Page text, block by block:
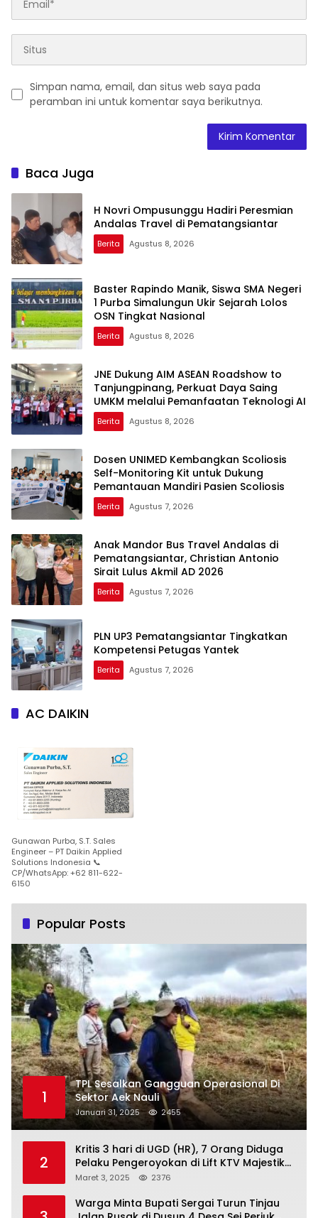
Simpan nama, email, dan situs web saya pada
peramban ini untuk komentar saya berikutnya.
Baca Juga
H Novri Ompusunggu Hadiri Peresmian
Andalas Travel di Pematangsiantar
Berita Agustus 8, 2026
Baster Rapindo Manik, Siswa SMA Negeri
1 Purba Simalungun Ukir Sejarah Lolos
OSN Tingkat Nasional
Berita Agustus 8, 2026
JNE Dukung AIM ASEAN Roadshow to
Tanjungpinang, Perkuat Daya Saing
UMKM melalui Pemanfaatan Teknologi AI
Berita Agustus 8, 2026
Dosen UNIMED Kembangkan Scoliosis
Self-Monitoring Kit untuk Dukung
Pemantauan Mandiri Pasien Scoliosis
Berita Agustus 7, 2026
Anak Mandor Bus Travel Andalas di
Pematangsiantar, Christian Antonio
Sirait Lulus Akmil AD 2026
Berita Agustus 7, 2026
PLN UP3 Pematangsiantar Tingkatkan
Kompetensi Petugas Yantek
Berita Agustus 7, 2026
AC DAIKIN
Gunawan Purba, S.T. Sales
Engineer – PT Daikin Applied
Solutions Indonesia 📞
CP/WhatsApp: +62 811-622-
6150
Popular Posts
1
TPL Sesalkan Gangguan Operasional Di
Sektor Aek Nauli
Januari 31, 2025 2455
2
Kritis 3 hari di UGD (HR), 7 Orang Diduga
Pelaku Pengeroyokan di Lift KTV Majestik
Melenggang Bebas, Kantor Hukum JAP
Tanjungpinang
Maret 3, 2025 2376
Warga Minta Bupati Sergai Turun Tinjau